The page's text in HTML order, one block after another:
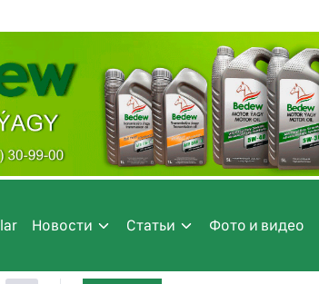
Новости Статьи Фото и видео